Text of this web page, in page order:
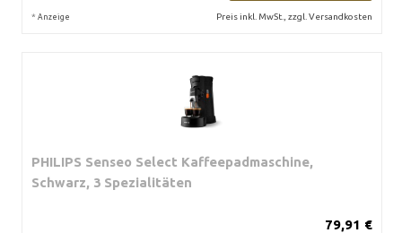
* Anzeige Preis inkl. MwSt., zzgl. Versandkosten
PHILIPS Senseo Select Kaffeepadmaschine,
Schwarz, 3 Spezialitäten
79,91 €